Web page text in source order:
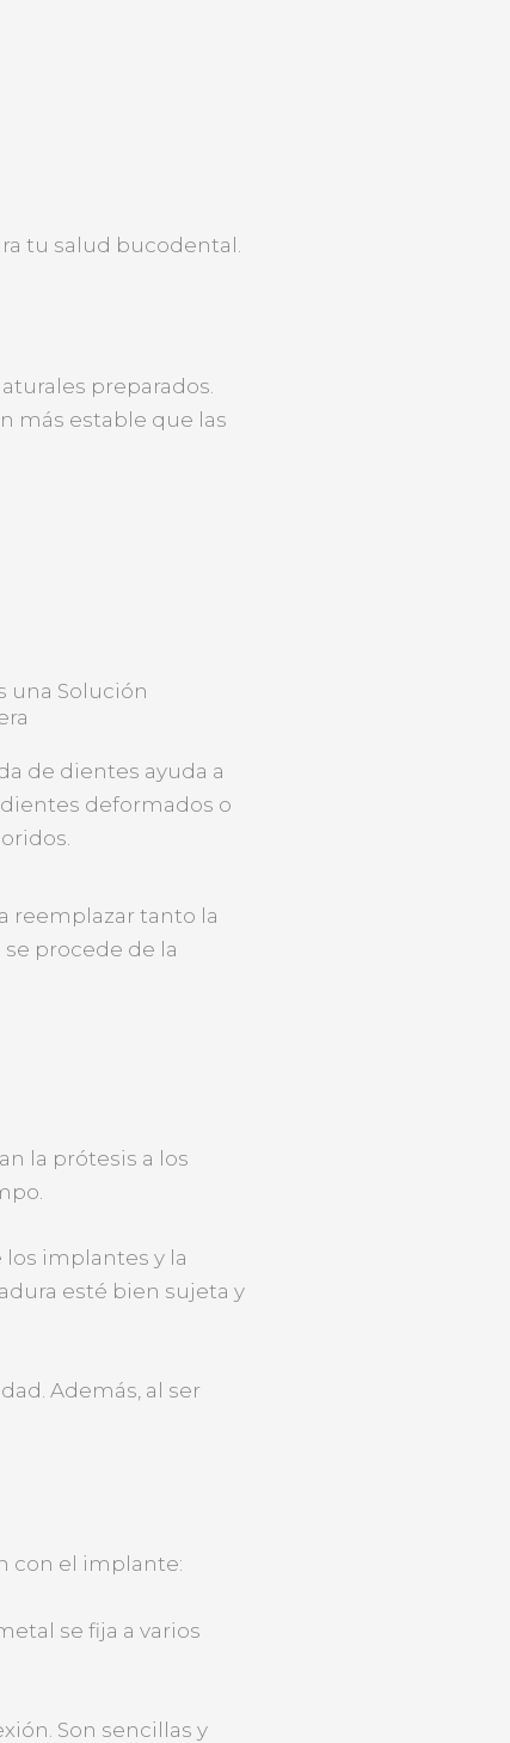
tu salud bucodental.
preparados.
más estable que las
una Solución
de dientes ayuda a
deformados o
reemplazar tanto la
procede de la
la prótesis a los
implantes y la
esté bien sujeta y
Además, al ser
con el implante:
se fija a varios
Son sencillas y